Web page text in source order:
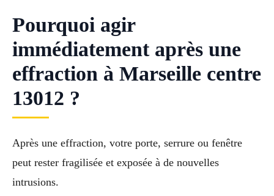
Pourquoi agir
immédiatement après une
effraction à Marseille centre
13012 ?
Après une effraction, votre porte, serrure ou fenêtre
peut rester fragilisée et exposée à de nouvelles
intrusions.